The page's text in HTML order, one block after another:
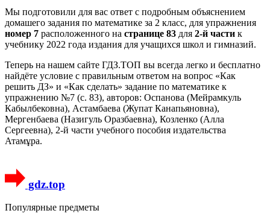
Мы подготовили для вас ответ c подробным объяснением
домашего задания по математике за 2 класс, для упражнения
номер 7 расположенного на странице 83 для 2-й части к
учебнику 2022 года издания для учащихся школ и гимназий.
Теперь на нашем сайте ГДЗ.ТОП вы всегда легко и бесплатно
найдёте условие с правильным ответом на вопрос «Как
решить ДЗ» и «Как сделать» задание по математике к
упражнению №7 (с. 83), авторов: Оспанова (Мейрамкуль
Кабылбековна), Астамбаева (Жупат Канапьяновна),
Мергенбаева (Назигуль Оразбаевна), Козленко (Алла
Сергеевна), 2-й части учебного пособия издательства
Атамұра.
gdz.top
Популярные предметы